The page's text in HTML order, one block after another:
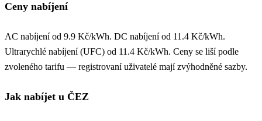
Ceny nabíjení
AC nabíjení od 9.9 Kč/kWh. DC nabíjení od 11.4 Kč/kWh.
Ultrarychlé nabíjení (UFC) od 11.4 Kč/kWh. Ceny se liší podle
zvoleného tarifu — registrovaní uživatelé mají zvýhodněné sazby.
Jak nabíjet u ČEZ